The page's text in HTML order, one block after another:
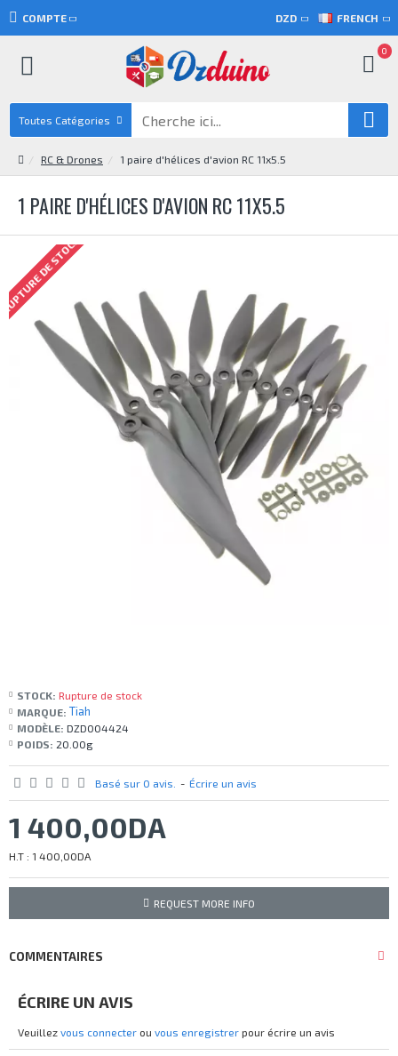
COMPTE DZD FRENCH
0
Toutes Catégories
RC & Drones 1 paire d'hélices d'avion RC 11x5.5
1 PAIRE D'HÉLICES D'AVION RC 11X5.5
DE STOCK
STOCK: Rupture de stock
MARQUE: Tiah
MODÈLE: DZD004424
POIDS: 20.00g
Basé sur 0 avis. - Écrire un avis
1 400,00DA
H.T : 1 400,00DA
REQUEST MORE INFO
COMMENTAIRES
ÉCRIRE UN AVIS
Veuillez vous connecter ou vous enregistrer pour écrire un avis